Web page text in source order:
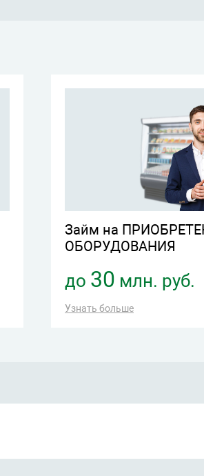
Займ на
ОБОРУДОВАНИЯ
до 30 млн. руб.
Узнать больше